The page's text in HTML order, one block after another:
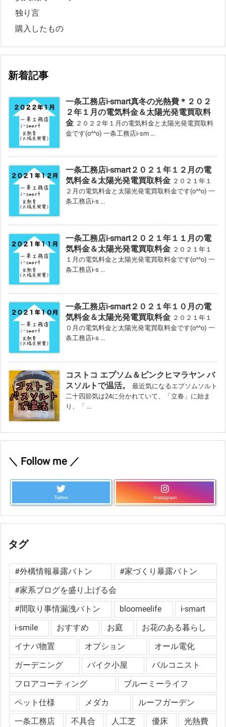
独り言
購入したもの
新着記事
一条工務店i-smart真冬の光熱費＊２０２
２年１月の電気料金＆太陽光発電買取料
金 ２０２２年１月の電気料金と太陽光発電買取料
金です(o^^o) 一条工務店i-sm ...
一条工務店i-smart２０２１年１２月の電
気料金＆太陽光発電買取料金 ２０２１年１
２月の電気料金と太陽光発電買取料金です(o^^o) 一
条工務店i-s ...
一条工務店i-smart２０２１年１１月の電
気料金＆太陽光発電買取料金 ２０２１年１
１月の電気料金と太陽光発電買取料金です(o^^o) 一
条工務店i-s ...
一条工務店i-smart２０２１年１０月の電
気料金＆太陽光発電買取料金 ２０２１年１
０月の電気料金と太陽光発電買取料金です(o^^o) 一
条工務店i-s ...
コストコ エプソム＆ピンクヒマラヤン バ
スソルトで温活。
最近気になるエプソムソルト
二十四節気は24に分かれていて、「立春」に始ま
り、「 ...
＼ Follow me ／
Twitter Instagram
タグ
#外構情報暴露バトン
#家づくり暴露バトン
#家系ブログを盛り上げる会
#間取り事情漏洩バトン
bloomeelife
i-smart
i-smile
おすすめ お庭
お花のある暮らし
イナバ物置
オプション
オール電化
ガーデニング
バイク小屋
バルコニスト
フロアコーティング
ブルーミーライフ
ペット仕様
メダカ
ルーフガーデン
一条工務店
不具合 人工芝 優床
光熱費